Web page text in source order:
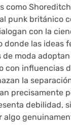
como
punk británico
con la
las ideas
de moda
influencias
la
precisamente
debilidad,